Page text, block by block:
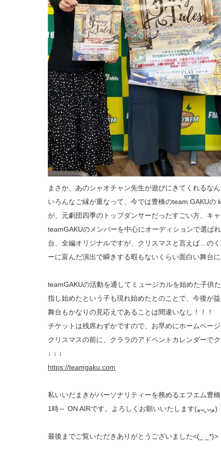
まさか、あのシャオチャン先生が遊びにきてくれるな
いろんなご縁が重なって、今では豊橋のteam GAKUの
が、元劇団四季のトップダンサーだったすごい方、キ
teamGAKUのメンバーを中心にオーディションで選ば
台、全編オリジナルですが、クリスマスと言えば…の
ーに富んだ演出で瞬きする暇もないくらい面白い舞台
teamGAKUの活動を通してミュージカルを始めた子供
指し始めたという子も現れ始めたとのことで、今後が
舞台もかなりの見応えであることは間違いなし！！！
チケットは残席わずかですので、お早めにホームペー
クリスマスの前に、クララのアドベントカレンダーで
↓ ↓ ↓
https://teamgaku.com
私いいだまきがパーソナリティーを務めるエフエム豊
1時～ ON AIRです。よろしくお願いいたします(⁎ᴗ͈ˬᴗ͈⁎)
最後までご覧いただきありがとうございました<(_ _*)>